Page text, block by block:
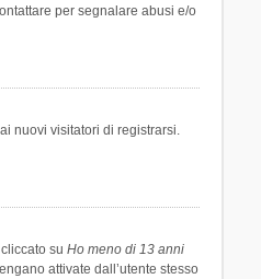
per segnalare abusi e/o
nuovi visitatori di registrarsi.
su Ho meno di 13 anni
attivate dall’utente stesso